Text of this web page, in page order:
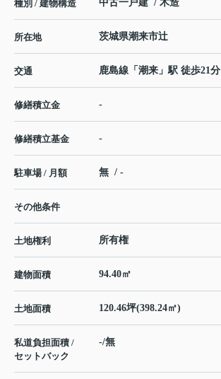
種別 / 建物構造 中古一戸建 / 木造
所在地 茨城県潮来市辻
交通 鹿島線 「 潮来 」駅 徒歩21分
修繕積立金 -
修繕積立基金 -
駐車場 / 月額 無 / -
その他条件
土地権利 所有権
建物面積 94.40㎡
土地面積 120.46坪(398.24㎡)
私道負担面積 /
セットバック
-/無